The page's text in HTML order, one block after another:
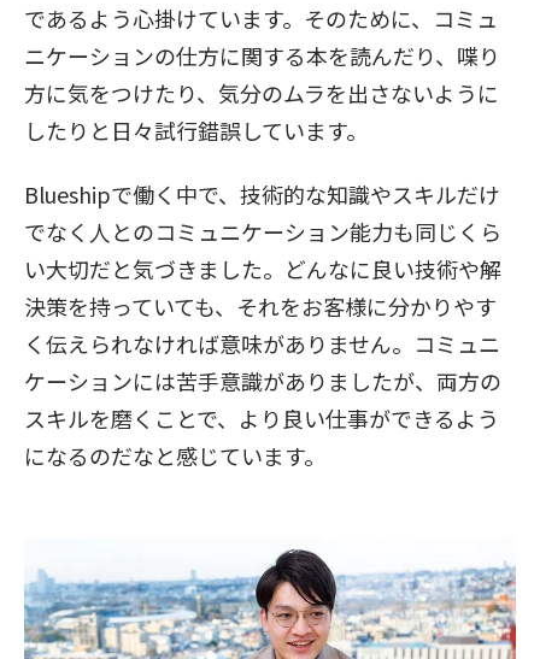
であるよう心掛けています。そのために、コミュ
ニケーションの仕方に関する本を読んだり、喋り
方に気をつけたり、気分のムラを出さないように
したりと日々試行錯誤しています。
Blueshipで働く中で、技術的な知識やスキルだけ
でなく人とのコミュニケーション能力も同じくら
い大切だと気づきました。どんなに良い技術や解
決策を持っていても、それをお客様に分かりやす
く伝えられなければ意味がありません。コミュニ
ケーションには苦手意識がありましたが、両方の
スキルを磨くことで、より良い仕事ができるよう
になるのだなと感じています。